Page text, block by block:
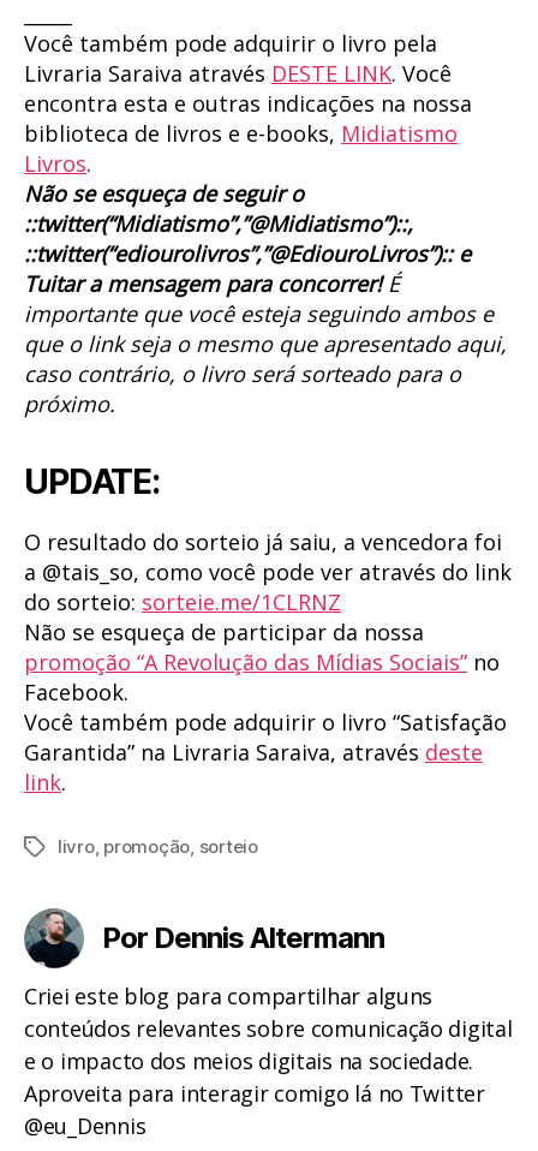
Você também pode adquirir o livro pela
Livraria Saraiva através DESTE LINK. Você
encontra esta e outras indicações na nossa
biblioteca de livros e e-books, Midiatismo
Livros.
Não se esqueça de seguir o
::twitter(“Midiatismo”,”@Midiatismo”)::,
::twitter(“ediourolivros”,”@EdiouroLivros”):: e
Tuitar a mensagem para concorrer!É
importante que você esteja seguindo ambos e
que o link seja o mesmo que apresentado aqui,
caso contrário, o livro será sorteado para o
próximo.
UPDATE:
O resultado do sorteio já saiu, a vencedora foi
a @tais_so, como você pode ver através do link
do sorteio: sorteie.me/1CLRNZ
Não se esqueça de participar da nossa
promoção “A Revolução das Mídias Sociais” no
Facebook.
Você também pode adquirir o livro “Satisfação
Garantida” na Livraria Saraiva, através deste
link.
Tagslivro, promoção, sorteio
Por Dennis Altermann
Criei este blog para compartilhar alguns
conteúdos relevantes sobre comunicação digital
e o impacto dos meios digitais na sociedade.
Aproveita para interagir comigo lá no Twitter
@eu_Dennis